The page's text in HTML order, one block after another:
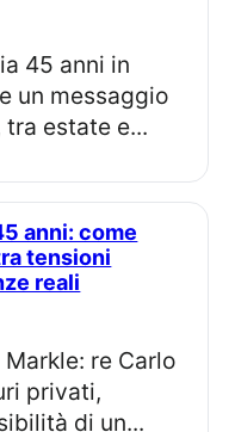
un messaggio
estate e...
tensioni
reali
privati,
di un...